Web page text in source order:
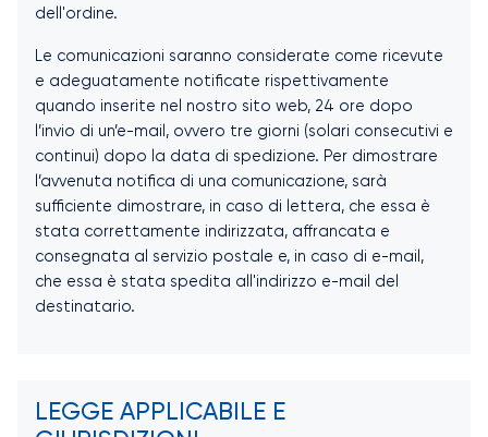
dell'ordine.
Le comunicazioni saranno considerate come ricevute
e adeguatamente notificate rispettivamente
quando inserite nel nostro sito web, 24 ore dopo
l’invio di un’e-mail, ovvero tre giorni (solari consecutivi e
continui) dopo la data di spedizione. Per dimostrare
l’avvenuta notifica di una comunicazione, sarà
sufficiente dimostrare, in caso di lettera, che essa è
stata correttamente indirizzata, affrancata e
consegnata al servizio postale e, in caso di e-mail,
che essa è stata spedita all'indirizzo e-mail del
destinatario.
LEGGE APPLICABILE E